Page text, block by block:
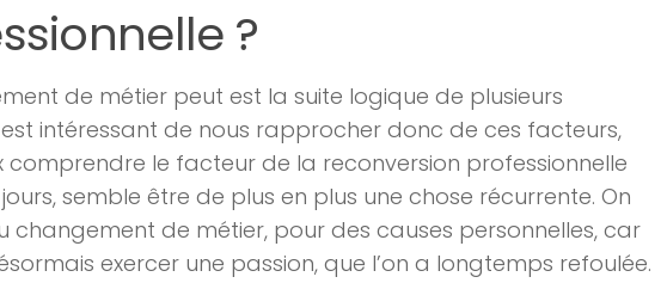
?
de métier peut est la suite logique de plusieurs
intéressant de nous rapprocher donc de ces facteurs,
comprendre le facteur de la reconversion professionnelle
semble être de plus en plus une chose récurrente. On
changement de métier, pour des causes personnelles, car
exercer une passion, que l’on a longtemps refoulée.